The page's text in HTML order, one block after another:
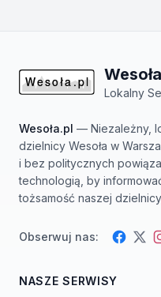
Lokalny
Wesoła.pl — Niezależny,
dzielnicy Wesoła w
i bez politycznych
technologią, by
tożsamość naszej
Obserwuj nas:
NASZE SERWISY